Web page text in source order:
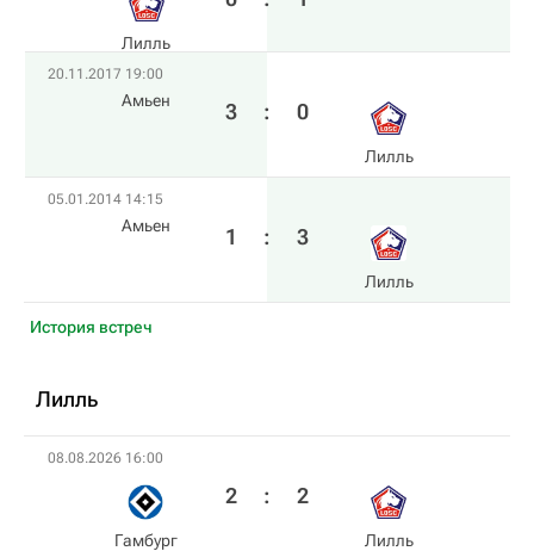
Лилль
20.11.2017 19:00
Амьен 3 : 0
Лилль
05.01.2014 14:15
Амьен 1 : 3
Лилль
История встреч
Лилль
08.08.2026 16:00
Гамбург
2 : 2
Лилль